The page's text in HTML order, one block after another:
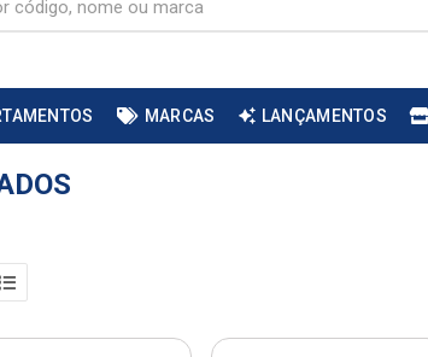
MARCAS LANÇAMENTOS